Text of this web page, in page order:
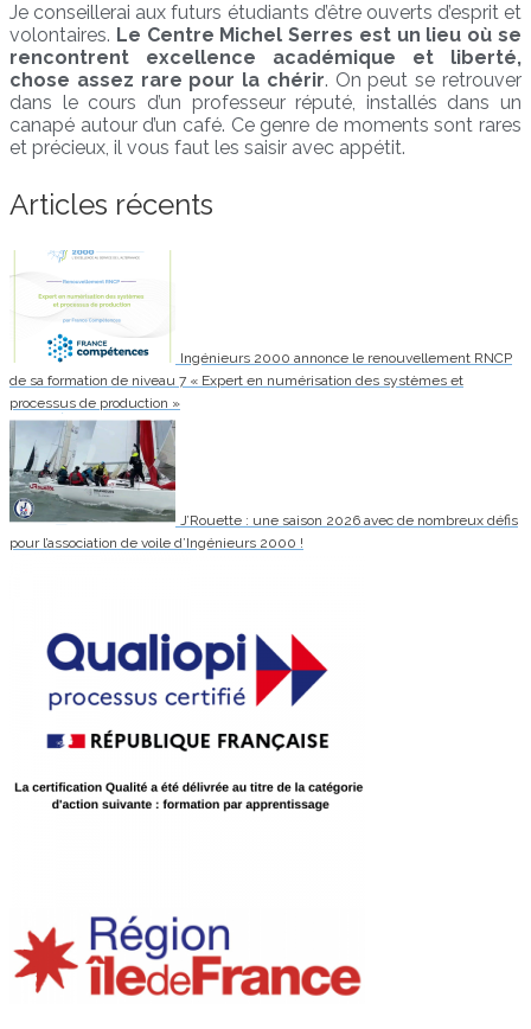
Je conseillerai aux futurs étudiants d’être ouverts d’esprit et
volontaires. Le Centre Michel Serres est un lieu où se
rencontrent excellence académique et liberté,
chose assez rare pour la chérir. On peut se retrouver
dans le cours d’un professeur réputé, installés dans un
canapé autour d’un café. Ce genre de moments sont rares
et précieux, il vous faut les saisir avec appétit.
Articles récents
Ingénieurs 2000 annonce le renouvellement RNCP
de sa formation de niveau 7 « Expert en numérisation des systèmes et
processus de production »
J’Rouette : une saison 2026 avec de nombreux défis
pour l’association de voile d’Ingénieurs 2000 !